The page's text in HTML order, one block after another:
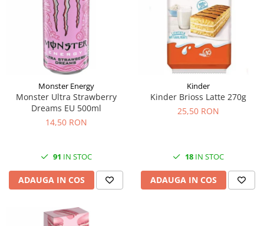
Monster Energy
Monster Ultra Strawberry
Dreams EU 500ml
14,50 RON
91 IN STOC
ADAUGA IN COS
Kinder
Kinder Brioss Latte 270g
25,50 RON
18IN STOC
ADAUGA IN COS